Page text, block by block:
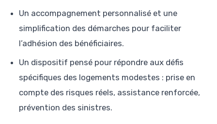
Un accompagnement personnalisé et une
simplification des démarches pour faciliter
l’adhésion des bénéficiaires.
Un dispositif pensé pour répondre aux défis
spécifiques des logements modestes : prise en
compte des risques réels, assistance renforcée,
prévention des sinistres.